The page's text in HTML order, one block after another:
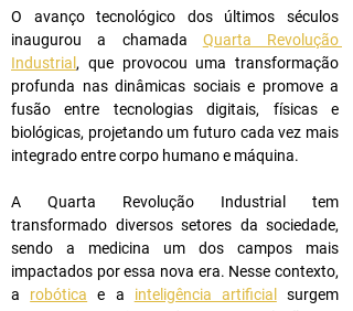
O avanço tecnológico dos últimos séculos
inaugurou a chamada Quarta Revolução
Industrial , que provocou uma transformação
profunda nas dinâmicas sociais e promove a
fusão entre tecnologias digitais, físicas e
biológicas, projetando um futuro cada vez mais
integrado entre corpo humano e máquina.
A Quarta Revolução Industrial tem
transformado diversos setores da sociedade,
sendo a medicina um dos campos mais
impactados por essa nova era. Nesse contexto,
a robótica e a inteligência artificial
surgem